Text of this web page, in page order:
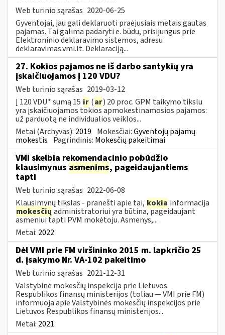
Web turinio sąrašas 2020-06-25
Gyventojai, jau gali deklaruoti praėjusiais metais gautas
pajamas. Tai galima padaryti e. būdu, prisijungus prie
Elektroninio deklaravimo sistemos, adresu
deklaravimas.vmi.lt. Deklaraciją...
27. Kokios pajamos ne iš darbo santykių yra
įskaičiuojamos į 120 VDU?
Web turinio sąrašas 2019-03-12
Į 120 VDU* sumą 15 ir (ar) 20 proc. GPM taikymo tikslu
yra įskaičiuojamos tokios apmokestinamosios pajamos:
už parduotą ne individualios veiklos...
Metai (Archyvas): 2019 Mokesčiai:Gyventojų pajamų
mokestis Pagrindinis: Mokesčių pakeitimai
VMI skelbia rekomendacinio pobūdžio
klausimynus asmenims, pageidaujantiems
tapti
Web turinio sąrašas 2022-06-08
Klausimynų tikslas - pranešti apie tai, kokia informacija
mokesčių administratoriui yra būtina, pageidaujant
asmeniui tapti PVM mokėtoju. Asmenys,...
Metai: 2022
Dėl VMI prie FM viršininko 2015 m. lapkričio 25
d. įsakymo Nr. VA-102 pakeitimo
Web turinio sąrašas 2021-12-31
Valstybinė mokesčių inspekcija prie Lietuvos
Respublikos finansų ministerijos (toliau ― VMI prie FM)
informuoja apie Valstybinės mokesčių inspekcijos prie
Lietuvos Respublikos finansų ministerijos...
Metai: 2021